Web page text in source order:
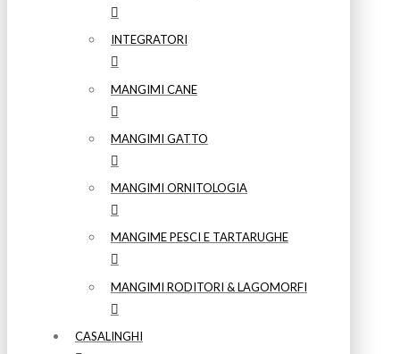
INTEGRATORI
MANGIMI CANE
MANGIMI GATTO
MANGIMI ORNITOLOGIA
MANGIME PESCI E TARTARUGHE
MANGIMI RODITORI & LAGOMORFI
CASALINGHI